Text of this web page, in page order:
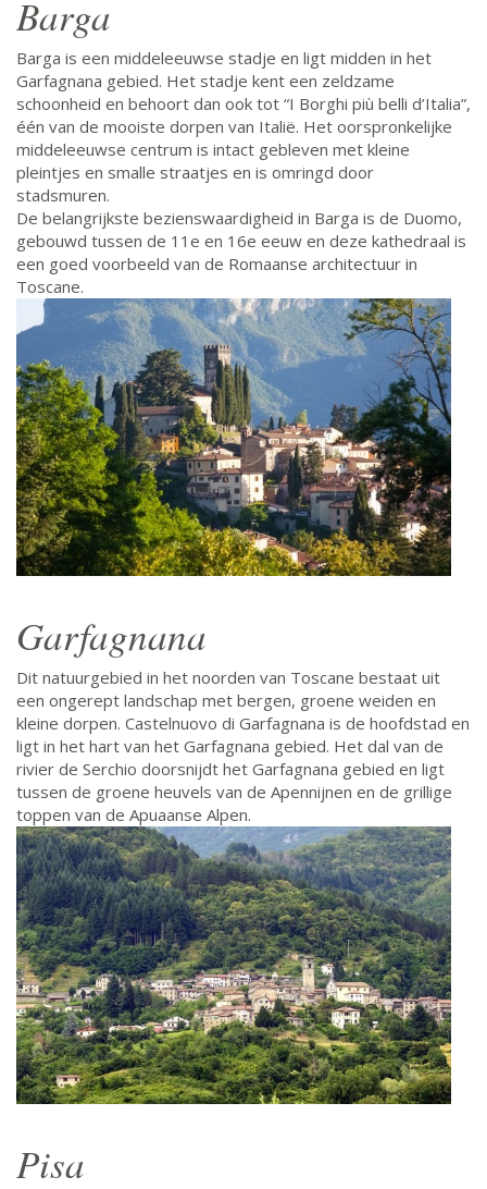
Barga
Barga is een middeleeuwse stadje en ligt midden in het
Garfagnana gebied. Het stadje kent een zeldzame
schoonheid en behoort dan ook tot “I Borghi più belli d’Italia”,
één van de mooiste dorpen van Italië. Het oorspronkelijke
middeleeuwse centrum is intact gebleven met kleine
pleintjes en smalle straatjes en is omringd door
stadsmuren.
De belangrijkste bezienswaardigheid in Barga is de Duomo,
gebouwd tussen de 11e en 16e eeuw en deze kathedraal is
een goed voorbeeld van de Romaanse architectuur in
Toscane.
Garfagnana
Dit natuurgebied in het noorden van Toscane bestaat uit
een ongerept landschap met bergen, groene weiden en
kleine dorpen. Castelnuovo di Garfagnana is de hoofdstad en
ligt in het hart van het Garfagnana gebied. Het dal van de
rivier de Serchio doorsnijdt het Garfagnana gebied en ligt
tussen de groene heuvels van de Apennijnen en de grillige
toppen van de Apuaanse Alpen.
Pisa